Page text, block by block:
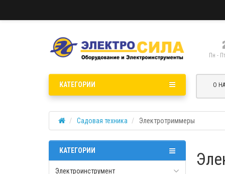
Пн -
О
КАТЕГОРИИ
Садовая техника Электротриммеры
КАТЕГОРИИ
Электроинструмент